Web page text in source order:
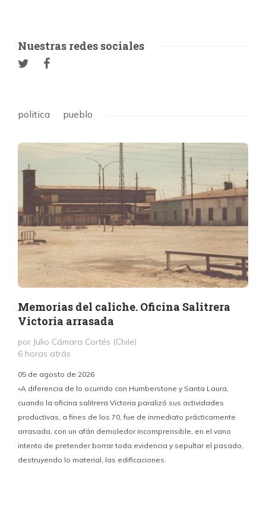
Nuestras redes sociales
politica pueblo
Memorias del caliche. Oficina Salitrera
Victoria arrasada
por Julio Cámara Cortés (Chile)
6 horas atrás
05 de agosto de 2026
«A diferencia de lo ocurrido con Humberstone y Santa Laura,
cuando la oficina salitrera Victoria paralizó sus actividades
productivas, a fines de los 70, fue de inmediato prácticamente
arrasada, con un afán demoledor incomprensible, en el vano
intento de pretender borrar toda evidencia y sepultar el pasado,
destruyendo lo material, las edificaciones.